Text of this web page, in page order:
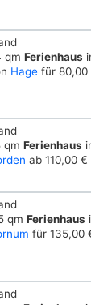
qm Ferienhaus
Hage für 80,00
qm Ferienhaus
ab 110,00
qm Ferienhaus
für 135,00